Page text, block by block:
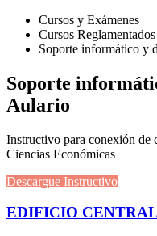
Cursos y Exámenes
Cursos Reglamentados
Soporte informático y
Soporte
Aulario
Instructivo para conexión de
Ciencias Económicas
Descargue Instructivo
EDIFICIO CENTRAL